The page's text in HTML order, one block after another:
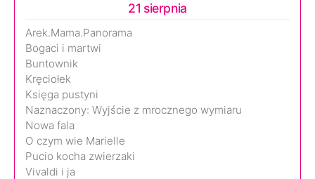
21 sierpnia
Arek.Mama.Panorama
Bogaci i martwi
Buntownik
Kręciołek
Księga pustyni
Naznaczony: Wyjście z mrocznego wymiaru
Nowa fala
O czym wie Marielle
Pucio kocha zwierzaki
Vivaldi i ja